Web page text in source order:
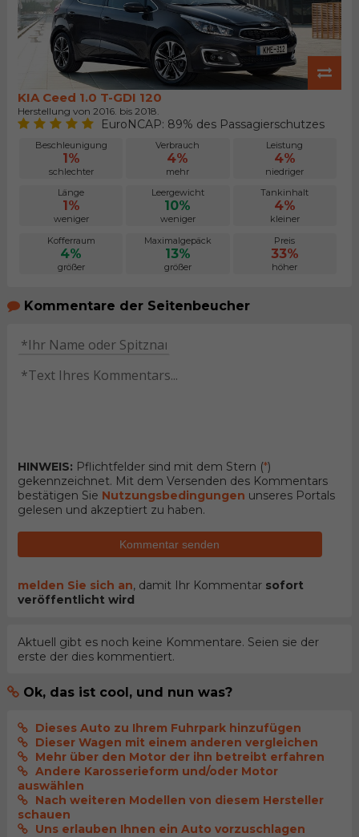
KIA Ceed 1.0 T-GDI 120
Herstellung von 2016. bis 2018.
EuroNCAP: 89% des Passagierschutzes
Beschleunigung
1%
schlechter
Verbrauch
4%
mehr
Leistung
4%
niedriger
Länge
1%
weniger
Leergewicht
10%
weniger
Tankinhalt
4%
kleiner
Kofferraum
4%
größer
Maximalgepäck
13%
größer
Preis
33%
höher
Kommentare der Seitenbeucher
HINWEIS: Pflichtfelder sind mit dem Stern (*)
gekennzeichnet. Mit dem Versenden des Kommentars
bestätigen Sie Nutzungsbedingungen unseres Portals
gelesen und akzeptiert zu haben.
Kommentar senden
melden Sie sich an, damit Ihr Kommentar sofort
veröffentlicht wird
Aktuell gibt es noch keine Kommentare. Seien sie der
erste der dies kommentiert.
Ok, das ist cool, und nun was?
Dieses Auto zu Ihrem Fuhrpark hinzufügen
Dieser Wagen mit einem anderen vergleichen
Mehr über den Motor der ihn betreibt erfahren
Andere Karosserieform und/oder Motor
auswählen
Nach weiteren Modellen von diesem Hersteller
schauen
Uns erlauben Ihnen ein Auto vorzuschlagen